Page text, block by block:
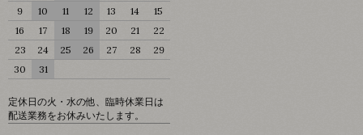
9
10 11 12 13 14
15
16
17 18 19 20 21
22
23
24 25 26 27 28
29
30
31
定休日の火・水の他、臨時休業日は
配送業務をお休みいたします。